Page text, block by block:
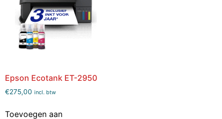
Epson Ecotank ET-2950
€275,00 incl. btw
Toevoegen aan